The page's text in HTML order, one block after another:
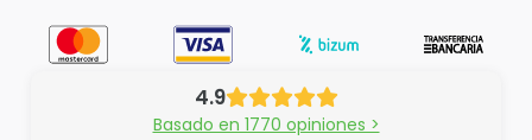
4.9
Basado en 1770 opiniones >